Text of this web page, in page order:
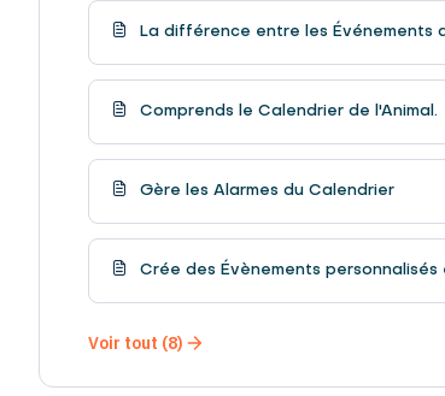
La différence entre les Événements
Comprends le Calendrier de l'Animal.
Gère les Alarmes du Calendrier
Crée des Évènements personnalisés
Voir tout (8)